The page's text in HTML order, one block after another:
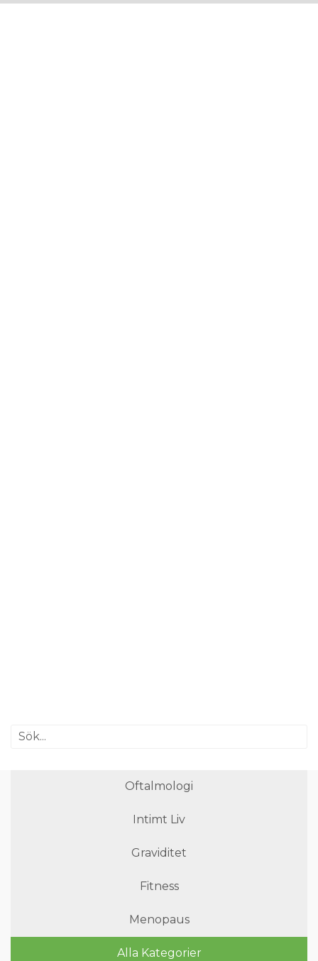
Oftalmologi
Intimt Liv
Graviditet
Fitness
Menopaus
Alla Kategorier